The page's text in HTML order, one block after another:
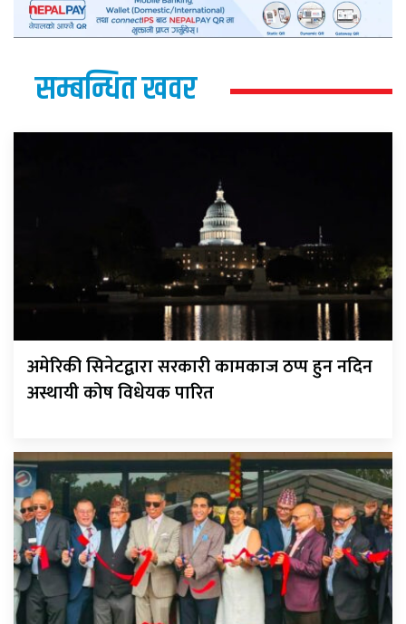
सम्बन्धित खवर
अमेरिकी सिनेटद्वारा सरकारी कामकाज ठप्प हुन नदिन
अस्थायी कोष विधेयक पारित